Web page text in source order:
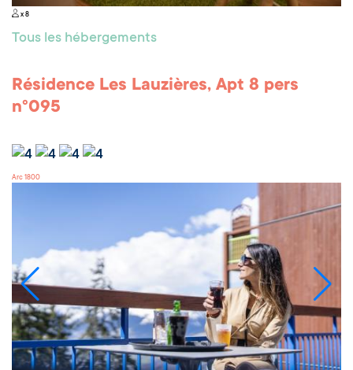
x 8
Tous les hébergements
Résidence Les Lauzières, Apt 8 pers
n°095
Arc 1800